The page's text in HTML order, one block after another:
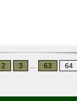
2 3 63 64